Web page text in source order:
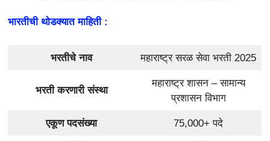
भारतीची थोडक्यात माहिती :
भरतीचे नाव महाराष्ट्र सरळ सेवा भरती 2025
भरती करणारी संस्था
महाराष्ट्र शासन – सामान्य
प्रशासन विभाग
एकूण पदसंख्या 75,000+ पदे